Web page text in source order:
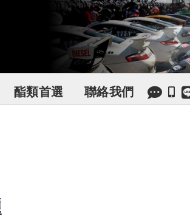
酯類首選 聯絡我們